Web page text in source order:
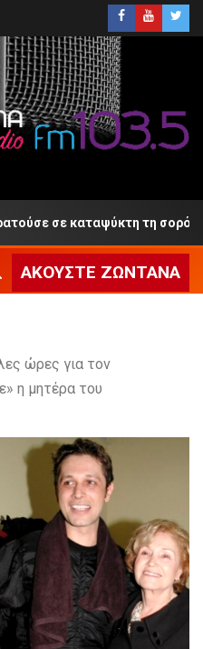
σε καταψύκτη τη σορό του
ΑΚΟΎΣΤΕ ΖΩΝΤΑΝΆ
ώρες για τον
η μητέρα του